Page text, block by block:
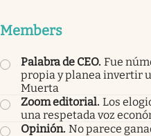
Members
Palabra de CEO. Fue
propia y planea invertir
Muerta
Zoom editorial. Los
una respetada voz
Opinión. No parece